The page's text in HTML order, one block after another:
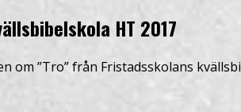
HT 2017
om ”Tro” från Fristadsskolans